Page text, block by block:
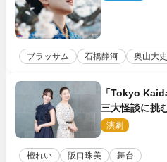
ブラッサム 石橋静河 奥山大史
「Tokyo
三大怪談に挑
「牡丹灯籠」
演劇
檀れい 阪口珠美 舞台